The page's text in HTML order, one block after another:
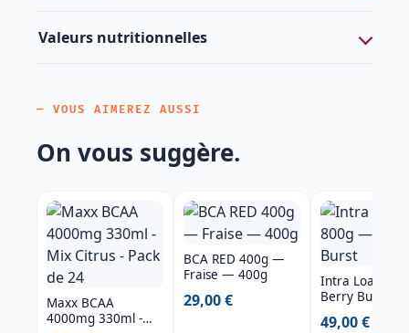
Valeurs nutritionnelles
— VOUS AIMEREZ AUSSI
On vous suggère.
Maxx BCAA
4000mg 330ml -
BCA RED 400g —
Fraise — 400g
29,00 €
Intra Load
Berry Burst
49,00 €